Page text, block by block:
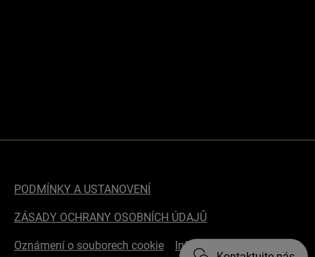
PODMÍNKY A USTANOVENÍ
ZÁSADY OCHRANY OSOBNÍCH ÚDAJŮ
Oznámení o souborech cookie Informace o přístupnosti